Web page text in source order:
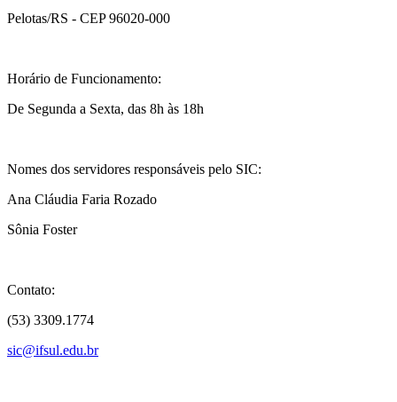
Pelotas/RS - CEP 96020-000
Horário de Funcionamento:
De Segunda a Sexta, das 8h às 18h
Nomes dos servidores responsáveis pelo SIC:
Ana Cláudia Faria Rozado
Sônia Foster
Contato:
(53) 3309.1774
sic@ifsul.edu.br